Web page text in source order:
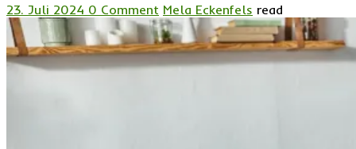
23. Juli 2024 0 Comment Mela Eckenfels read